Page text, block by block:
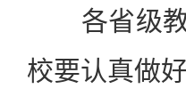
各省级教
校要认真做